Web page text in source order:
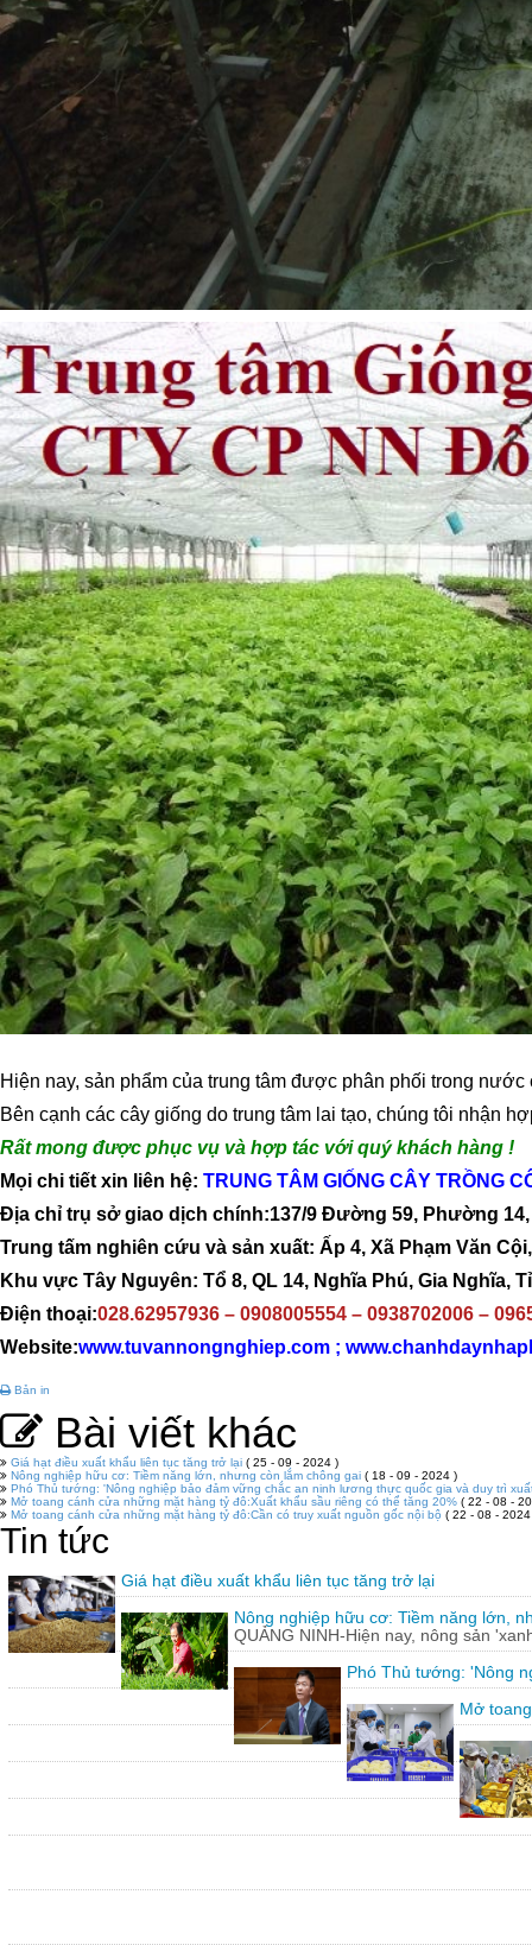
Hiện nay, sản phẩm của trung tâm được phân phối trong
Bên cạnh các cây giống do trung tâm lai tạo, chúng tôi nhận
Rất mong được phục vụ và hợp tác với quý khách hàng !
Mọi chi tiết xin liên hệ: TRUNG TÂM GIỐNG CÂY TRỒNG
Địa chỉ trụ sở giao dịch chính:137/9 Đường 59, Phường 14,
Trung tấm nghiên cứu và sản xuất: Ấp 4, Xã Phạm Văn
Khu vực Tây Nguyên: Tổ 8, QL 14, Nghĩa Phú, Gia Nghĩa,
Điện thoại:028.62957936 – 0908005554 – 0938702006 –
Website:www.tuvannongnghiep.com ;
Bản in
Bài viết khác
Giá hạt điều xuất khẩu liên tục tăng trở lại ( 25 - 09 - 2024 )
Nông nghiệp hữu cơ: Tiềm năng lớn, nhưng còn lắm chông gai ( 18 - 09 - 2024 )
Phó Thủ tướng: 'Nông nghiệp bảo đảm vững chắc an ninh lương thực quốc gia và duy trì
Mở toang cánh cửa những mặt hàng tỷ đô:Xuất khẩu sầu riêng có thể tăng 20% ( 22 - 08 -
Mở toang cánh cửa những mặt hàng tỷ đô:Cần có truy xuất nguồn gốc nội bộ ( 22 - 08 - 2024
Tin tức
Giá hạt điều xuất khẩu liên tục tăng trở lại
Nông nghiệp hữu cơ: Tiềm năng lớn,
QUẢNG NINH-Hiện nay, nông sản
Phó Thủ tướng: 'Nông
Mở